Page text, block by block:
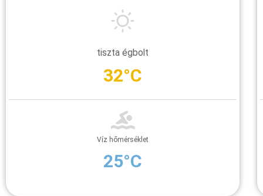
tiszta égbolt
32°C
Víz hőmérséklet
25°C